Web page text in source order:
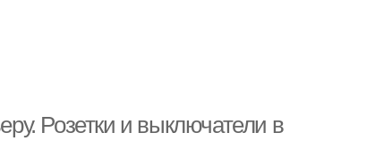
Розетки и выключатели в